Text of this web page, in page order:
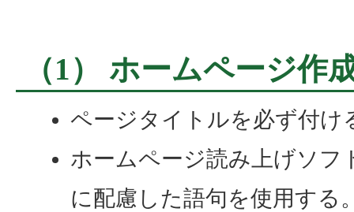
（1） ホームページ作
ページタイトルを必ず付け
ホームページ読み上げソフ
に配慮した語句を使用する